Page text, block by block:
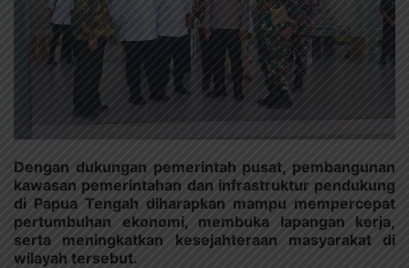
Dengan dukungan pemerintah pusat, pembangunan
kawasan pemerintahan dan infrastruktur pendukung
di Papua Tengah diharapkan mampu mempercepat
pertumbuhan ekonomi, membuka lapangan kerja,
serta meningkatkan kesejahteraan masyarakat di
wilayah tersebut.